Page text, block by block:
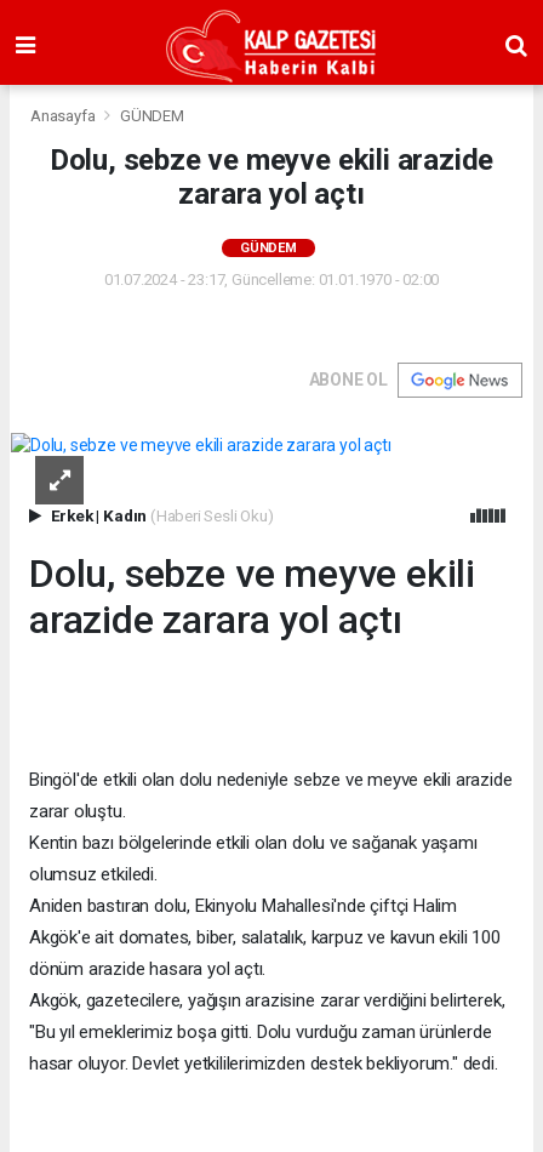
Anasayfa GÜNDEM
Dolu, sebze ve meyve ekili arazide
zarara yol açtı
GÜNDEM
01.07.2024 - 23:17, Güncelleme: 01.01.1970 - 02:00
ABONE OL
Erkek| Kadın (Haberi Sesli Oku)
Dolu, sebze ve meyve ekili
arazide zarara yol açtı
Bingöl'de etkili olan dolu nedeniyle sebze ve meyve ekili arazide
zarar oluştu.
Kentin bazı bölgelerinde etkili olan dolu ve sağanak yaşamı
olumsuz etkiledi.
Aniden bastıran dolu, Ekinyolu Mahallesi'nde çiftçi Halim
Akgök'e ait domates, biber, salatalık, karpuz ve kavun ekili 100
dönüm arazide hasara yol açtı.
Akgök, gazetecilere, yağışın arazisine zarar verdiğini belirterek,
"Bu yıl emeklerimiz boşa gitti. Dolu vurduğu zaman ürünlerde
hasar oluyor. Devlet yetkililerimizden destek bekliyorum." dedi.